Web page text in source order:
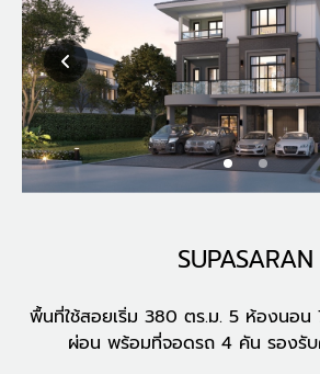
SUPASARAN
พื้นที่ใช้สอยเริ่ม 380 ตร.ม. 5 ห้องนอ
ผ่อน พร้อมที่จอดรถ 4 คัน รองรั